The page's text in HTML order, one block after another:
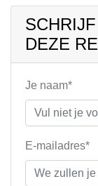
DEZE
Je naam*
E-mailadres*